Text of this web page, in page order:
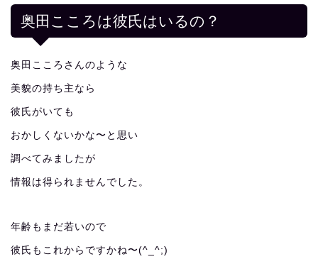
奥田こころは彼氏はいるの？
奥田こころさんのような
美貌の持ち主なら
彼氏がいても
おかしくないかな〜と思い
調べてみましたが
情報は得られませんでした。
年齢もまだ若いので
彼氏もこれからですかね〜(^_^;)